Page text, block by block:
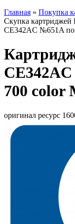
Главная » Покупка
Скупка
CE342AC №651A
700 color
оригинал ресурс